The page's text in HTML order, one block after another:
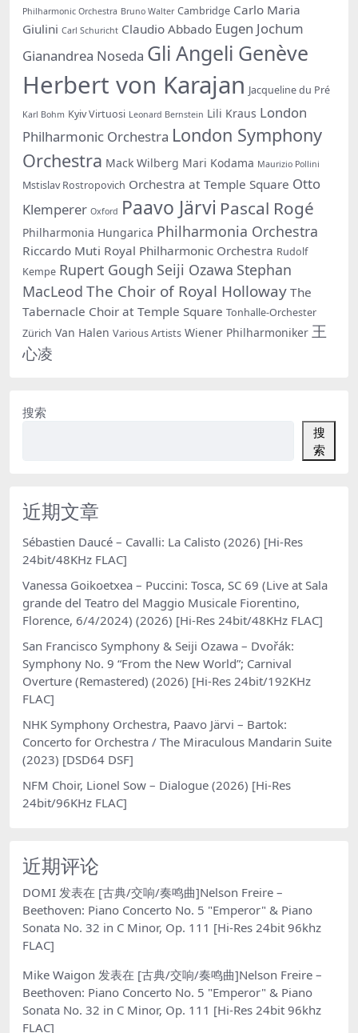
Philharmonic Orchestra Bruno Walter Cambridge Carlo Maria
Giulini Carl Schuricht Claudio Abbado Eugen Jochum
Gianandrea Noseda Gli Angeli Genève
Herbert von Karajan Jacqueline du Pré
Karl Bohm Kyiv Virtuosi Leonard Bernstein Lili Kraus London
Philharmonic Orchestra London Symphony
Orchestra Mack Wilberg Mari Kodama Maurizio Pollini
Mstislav Rostropovich Orchestra at Temple Square Otto
Klemperer Oxford Paavo Järvi Pascal Rogé
Philharmonia Hungarica Philharmonia Orchestra
Riccardo Muti Royal Philharmonic Orchestra Rudolf
Kempe Rupert Gough Seiji Ozawa Stephan
MacLeod The Choir of Royal Holloway The
Tabernacle Choir at Temple Square Tonhalle-Orchester
Zürich Van Halen Various Artists Wiener Philharmoniker 王
心凌
搜索
搜
索
近期文章
Sébastien Daucé – Cavalli: La Calisto (2026) [Hi-Res
24bit/48KHz FLAC]
Vanessa Goikoetxea – Puccini: Tosca, SC 69 (Live at Sala
grande del Teatro del Maggio Musicale Fiorentino,
Florence, 6/4/2024) (2026) [Hi-Res 24bit/48KHz FLAC]
San Francisco Symphony & Seiji Ozawa – Dvořák:
Symphony No. 9 “From the New World”; Carnival
Overture (Remastered) (2026) [Hi-Res 24bit/192KHz
FLAC]
NHK Symphony Orchestra, Paavo Järvi – Bartok:
Concerto for Orchestra / The Miraculous Mandarin Suite
(2023) [DSD64 DSF]
NFM Choir, Lionel Sow – Dialogue (2026) [Hi-Res
24bit/96KHz FLAC]
近期评论
DOMI 发表在 [古典/交响/奏鸣曲]Nelson Freire –
Beethoven: Piano Concerto No. 5 "Emperor" & Piano
Sonata No. 32 in C Minor, Op. 111 [Hi-Res 24bit 96khz
FLAC]
Mike Waigon 发表在 [古典/交响/奏鸣曲]Nelson Freire –
Beethoven: Piano Concerto No. 5 "Emperor" & Piano
Sonata No. 32 in C Minor, Op. 111 [Hi-Res 24bit 96khz
FLAC]